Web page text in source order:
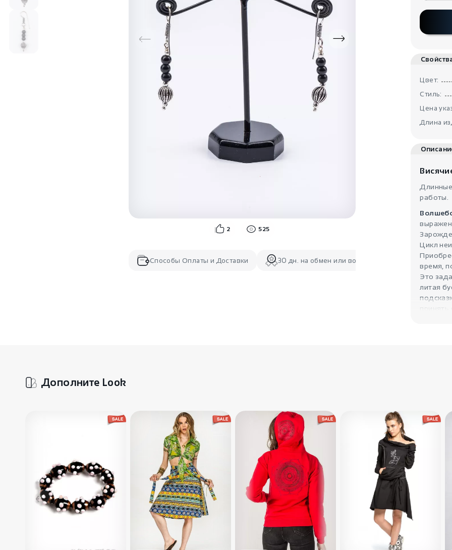
2 525
Способы Оплаты и Доставки 30 дн. на обмен или возврат
Цвет:
Стиль:
Цена
Длина
Длинные
работы.
Цикл
время,
Это
литая
Дополните Look